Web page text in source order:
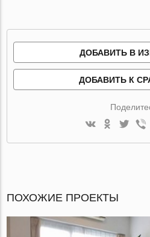
ДОБАВИТЬ В
ДОБАВИТЬ К
ПОХОЖИЕ ПРОЕКТЫ